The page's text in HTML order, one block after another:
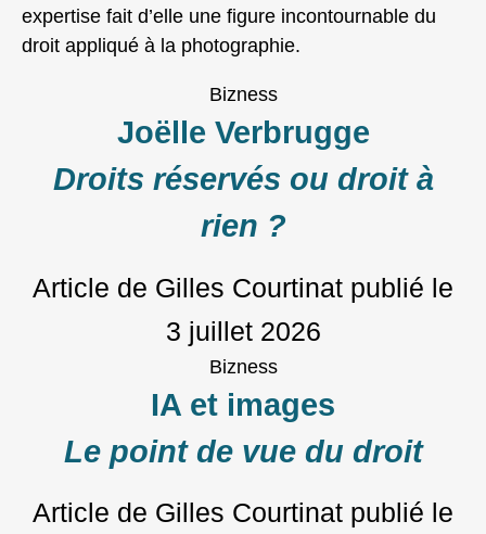
expertise fait d’elle une figure incontournable du
droit appliqué à la photographie.
Bizness
Joëlle Verbrugge
Droits réservés ou droit à
rien ?
Article de Gilles Courtinat publié le
3 juillet 2026
Bizness
IA et images
Le point de vue du droit
Article de Gilles Courtinat publié le